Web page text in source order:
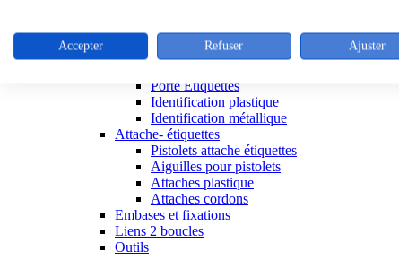
Outillage colliers metalliques
Attaches réutilisables
Porte Etiquettes
Identification plastique
Identification métallique
Attache- étiquettes
Pistolets attache étiquettes
Aiguilles pour pistolets
Attaches plastique
Attaches cordons
Embases et fixations
Liens 2 boucles
Outils
Accepter Refuser Ajuster